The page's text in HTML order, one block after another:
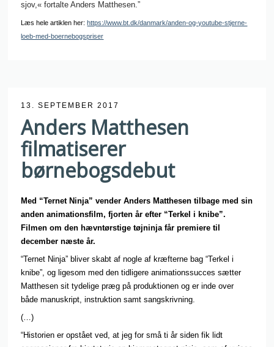
sjov,« fortalte Anders Matthesen.”
Læs hele artiklen her:https://www.bt.dk/danmark/anden-og-youtube-stjerne-
loeb-med-boernebogspriser
13. SEPTEMBER 2017
Anders Matthesen
filmatiserer
børnebogsdebut
Med “Ternet Ninja” vender Anders Matthesen tilbage med sin
anden animationsfilm, fjorten år efter “Terkel i knibe”.
Filmen om den hævntørstige tøjninja får premiere til
december næste år.
“Ternet Ninja” bliver skabt af nogle af kræfterne bag “Terkel i
knibe”, og ligesom med den tidligere animationssucces sætter
Matthesen sit tydelige præg på produktionen og er inde over
både manuskript, instruktion samt sangskrivning.
(…)
“Historien er opstået ved, at jeg for små ti år siden fik lidt